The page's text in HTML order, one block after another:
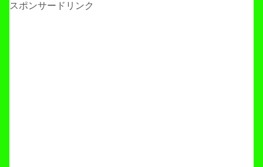
スポンサードリンク